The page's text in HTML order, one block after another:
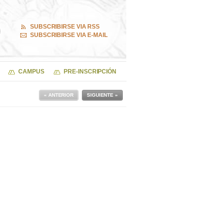
SUBSCRIBIRSE VIA RSS
SUBSCRIBIRSE VIA E-MAIL
CAMPUS PRE-INSCRIPCIÓN
SIGUIENTE »
« ANTERIOR